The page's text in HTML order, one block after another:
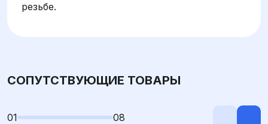
резьбе.
СОПУТСТВУЮЩИЕ ТОВАРЫ
01 08